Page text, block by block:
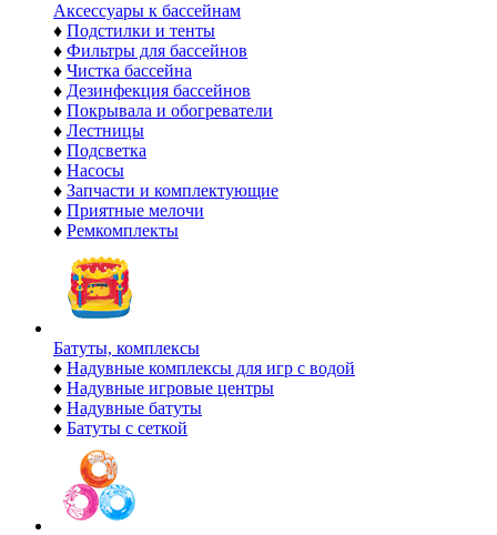
Аксессуары к бассейнам
♦ Подстилки и тенты
♦ Фильтры для бассейнов
♦ Чистка бассейна
♦ Дезинфекция бассейнов
♦ Покрывала и обогреватели
♦ Лестницы
♦ Подсветка
♦ Насосы
♦ Запчасти и комплектующие
♦ Приятные мелочи
♦ Ремкомплекты
Батуты, комплексы
♦ Надувные комплексы для игр с водой
♦ Надувные игровые центры
♦ Надувные батуты
♦ Батуты с сеткой